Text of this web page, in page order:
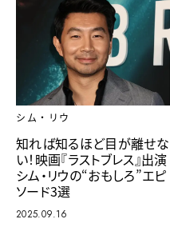
シム・リウ
知れば知るほど目が離せな
い！映画『ラストブレス』出演
シム・リウの“おもしろ”エピ
ソード3選
2025.09.16